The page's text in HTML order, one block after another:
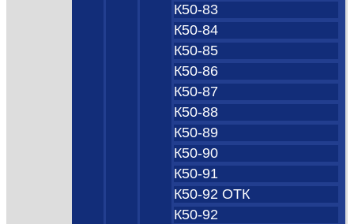
К50-83
К50-84
К50-85
К50-86
К50-87
К50-88
К50-89
К50-90
К50-91
К50-92 ОТК
К50-92